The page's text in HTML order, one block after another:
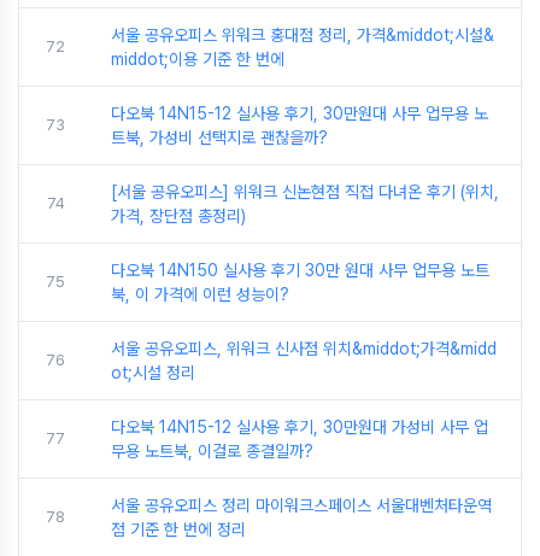
72
서울 공유오피스 위워크 홍대점 정리, 가격&middot;시설&
middot;이용 기준 한 번에
73
다오북 14N15-12 실사용 후기, 30만원대 사무 업무용 노
트북, 가성비 선택지로 괜찮을까?
74
[서울 공유오피스] 위워크 신논현점 직접 다녀온 후기 (위치,
가격, 장단점 총정리)
75
다오북 14N150 실사용 후기 30만 원대 사무 업무용 노트
북, 이 가격에 이런 성능이?
76
서울 공유오피스, 위워크 신사점 위치&middot;가격&midd
ot;시설 정리
77
다오북 14N15-12 실사용 후기, 30만원대 가성비 사무 업
무용 노트북, 이걸로 종결일까?
78
서울 공유오피스 정리 마이워크스페이스 서울대벤처타운역
점 기준 한 번에 정리